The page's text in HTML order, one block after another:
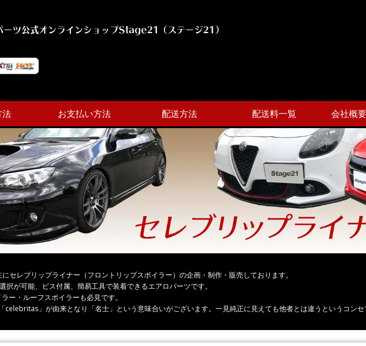
ツ公式オンラインショップStage21（ステージ21）
法 お支払い方法 配送方法 配送料一覧 会社概
レブリップライナー（フロントリップスポイラー）の企画・制作・販売しております。
が可能、ビス付属、簡易工具で装着できるエアロパーツです。
ー・ルーフスポイラーも必見です。
」が由来となり「名士」という意味合いがございます。一見純正に見えても他者とは違うというコンセ